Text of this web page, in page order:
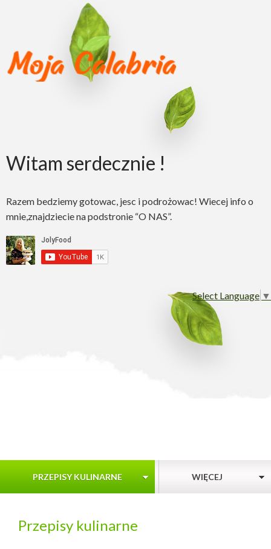
Witam serdecznie !
Razem bedziemy gotowac, jesc i podrożowac! Wiecej info o
mnie,znajdziecie na podstronie “O NAS”.
Select Language ▼
PRZEPISY KULINARNE WIĘCEJ
Przepisy kulinarne